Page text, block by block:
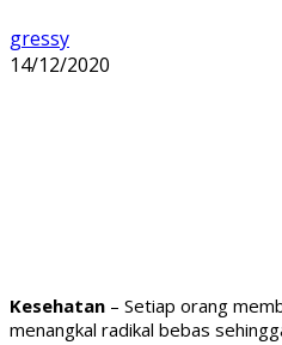
gressy
14/12/2020
Kesehatan – Setiap orang
menangkal radikal bebas